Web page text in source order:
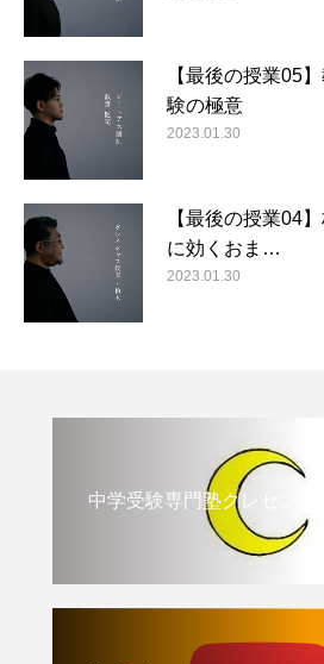
【最後の授業05
験の極意
2023.01.30
【最後の授業04
に効くおま…
2023.01.30
中学受験専門塾クレセント